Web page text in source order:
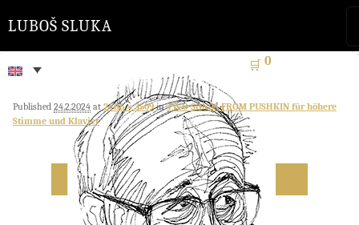
🛒 0
LUBOŠ SLUKA
Published 24.2.2024 at2486 × 3509inTWO SONGS FROM PUSHKIN für höhere
Stimme und Klavier